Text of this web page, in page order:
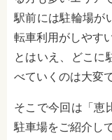
駅前には駐輪場が
転車利用がしやす
とはいえ、どこに
べていくのは大変
そこで今回は「恵
駐車場をご紹介し